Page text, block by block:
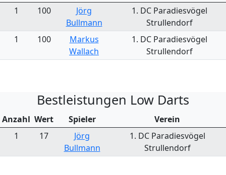
1
100
Jörg
Bullmann
1. DC Paradiesvögel
Strullendorf
1
100
Markus
Wallach
1. DC Paradiesvögel
Strullendorf
Bestleistungen Low Darts
Anzahl Wert Spieler
Verein
1
17
Jörg
Bullmann
1. DC Paradiesvögel
Strullendorf